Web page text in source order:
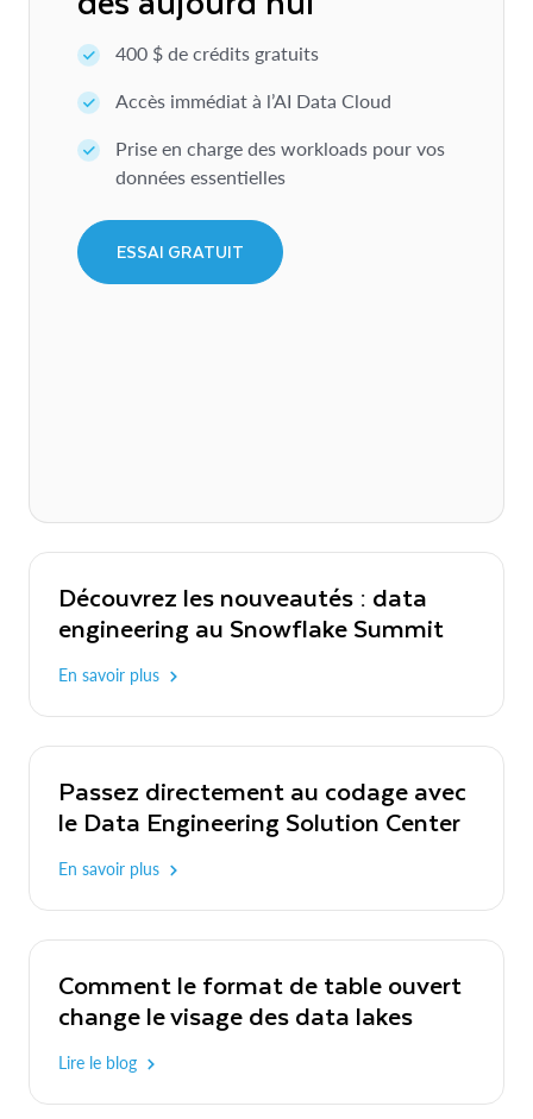
400 $ de crédits gratuits
Accès immédiat à l’AI Data Cloud
Prise en charge des workloads pour vos
données essentielles
ESSAI GRATUIT
Découvrez les nouveautés : data
engineering au Snowflake Summit
En savoir plus
Passez directement au codage avec
le Data Engineering Solution Center
En savoir plus
Comment le format de table ouvert
change le visage des data lakes
Lire le blog